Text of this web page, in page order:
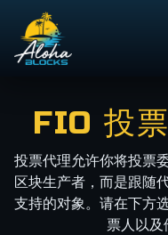
FIO 投
投票代理允许你将投票
区块生产者，而是跟随
支持的对象。请在下方
票人以及